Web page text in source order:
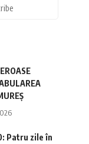
Patru zile în